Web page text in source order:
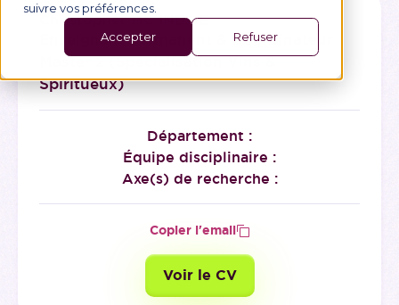
suivre vos préférences.
Accepter Refuser
Christopher MC INDOE
Enseignant permanent
Coordinateur
Master 2 (Spécialisation Vins &
Spiritueux)
Département :
Équipe disciplinaire :
Axe(s) de recherche :
Copier l'email
Voir le CV